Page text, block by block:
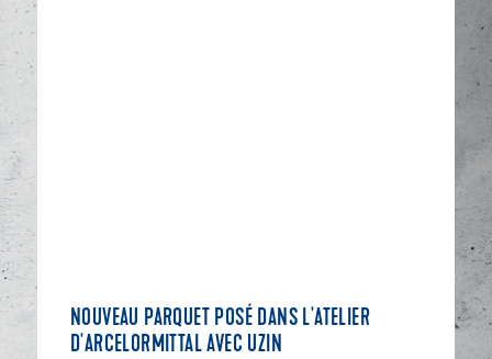
NOUVEAU PARQUET POSÉ DANS L'ATELIER
D'ARCELORMITTAL AVEC UZIN